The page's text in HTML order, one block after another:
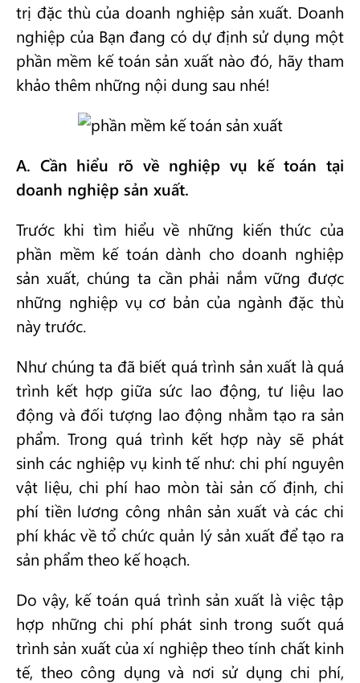
trị đặc thù của doanh nghiệp sản xuất. Doanh
nghiệp của Bạn đang có dự định sử dụng một
phần mềm kế toán sản xuất nào đó, hãy tham
khảo thêm những nội dung sau nhé!
A. Cần hiểu rõ về nghiệp vụ kế toán tại
doanh nghiệp sản xuất.
Trước khi tìm hiểu về những kiến thức của
phần mềm kế toán dành cho doanh nghiệp
sản xuất, chúng ta cần phải nắm vững được
những nghiệp vụ cơ bản của ngành đặc thù
này trước.
Như chúng ta đã biết quá trình sản xuất là quá
trình kết hợp giữa sức lao động, tư liệu lao
động và đối tượng lao động nhằm tạo ra sản
phẩm. Trong quá trình kết hợp này sẽ phát
sinh các nghiệp vụ kinh tế như: chi phí nguyên
vật liệu, chi phí hao mòn tài sản cố định, chi
phí tiền lương công nhân sản xuất và các chi
phí khác về tổ chức quản lý sản xuất để tạo ra
sản phẩm theo kế hoạch.
Do vậy, kế toán quá trình sản xuất là việc tập
hợp những chi phí phát sinh trong suốt quá
trình sản xuất của xí nghiệp theo tính chất kinh
tế, theo công dụng và nơi sử dụng chi phí,